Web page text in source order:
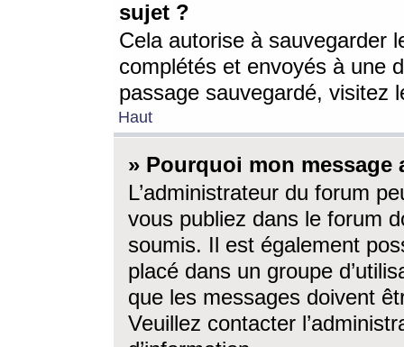
sujet ?
Cela autorise à sauvegarder
complétés et envoyés à une
passage sauvegardé, visitez
Haut
» Pourquoi mon message
L’administrateur du forum
vous publiez dans le forum
soumis. Il est également
placé dans un groupe
que les messages doivent
Veuillez contacter